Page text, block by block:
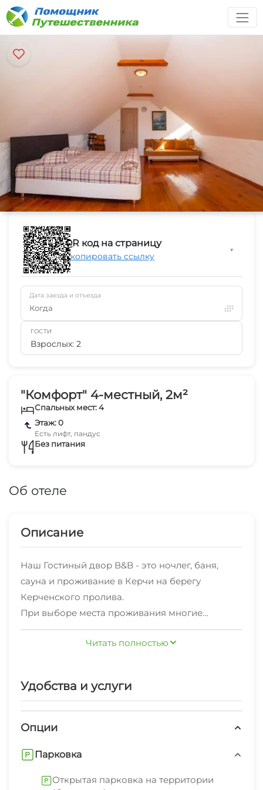
"Комфорт" 4-местный, 2м²
Спальных мест: 4
Этаж: 0
Есть лифт, пандус
Без питания
Об отеле
Описание
Наш Гостиный двор В&B - это ночлег, баня,
сауна и проживание в Керчи на берегу
Керченского пролива.
При выборе места проживания многие
отдыхающие ориентируются на два основных
фактора: расстояние до пляжа и наличие всех
близость к морю и отличные условия для
У нас есть все необходимое для того, чтобы Вы
насладится своим отпуском.
отметить также возможность осуществить
Читать полностью
Удобства и услуги
Опции
Парковка
Открытая парковка на территории
QR код на страницу
Скопировать ссылку
▼
Дата заезда и отъезда
Когда
ГОСТИ
Взрослых: 2